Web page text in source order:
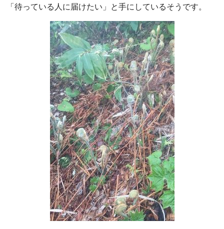
「待っている人に届けたい」と手にしているそうです。